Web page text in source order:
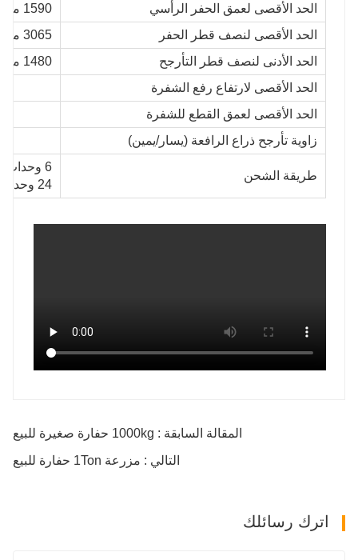
الحد الأقصى لعمق الحفر الرأسي
1590 مم
الحد الأقصى لنصف قطر الحفر
3065 مم
الحد الأدنى لنصف قطر التأرجح
1480 مم
الحد الأقصى لارتفاع رفع الشفرة
الحد الأقصى لعمق القطع للشفرة
زاوية تأرجح ذراع الرافعة (يسار/يمين)
طريقة الشحن
6 وحدات في حاوية 20GP
24 وحدة في حاوية 40GP
المقالة السابقة : 1000kg حفارة صغيرة للبيع
التالي : مزرعة 1Ton حفارة للبيع
اترك رسائلك